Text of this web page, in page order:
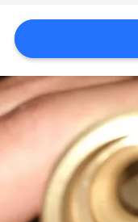
উদ্ধৃতির
জন্য
আবেদন
সাইট